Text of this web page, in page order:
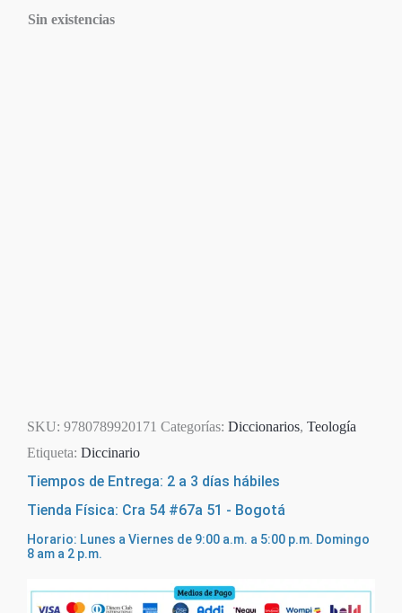
Sin existencias
SKU: 9780789920171 Categorías: Diccionarios, Teología
Etiqueta: Diccinario
Tiempos de Entrega: 2 a 3 días hábiles
Tienda Física: Cra 54 #67a 51 - Bogotá
Horario: Lunes a Viernes de 9:00 a.m. a 5:00 p.m. Domingo
8 am a 2 p.m.